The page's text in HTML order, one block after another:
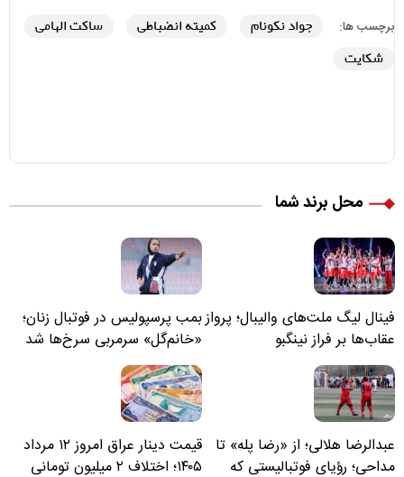
برچسب ها: جواد نکونام کمیته انضباطی
ساکت الهامی
شکایت
محل برند شما
فینال لیگ ملت‌های والیبال؛ پرواز
عقاب‌ها بر فراز نینگبو
بمب پرسپولیس در فوتبال زنان؛
«خانم‌گل» سرمربی سرخ‌ها شد
عبدالرضا هلالی؛ از «رضا پله» تا
مداحی؛ رؤیای فوتبالیستی که
قیمت دینار عراق امروز ۱۲ مرداد
۱۴۰۵؛ اختلاف ۲ میلیون تومانی